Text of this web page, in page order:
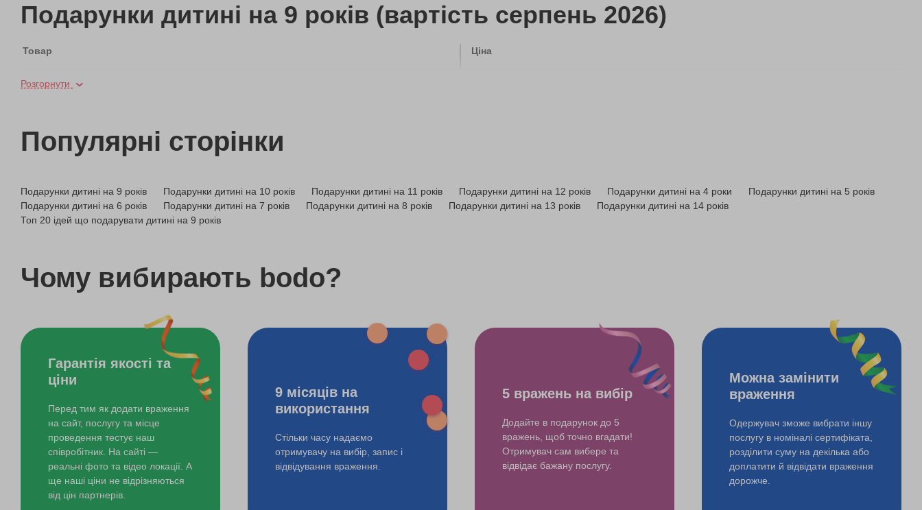
Подарунки дитині на 9 років (вартість серпень 2026)
Товар Ціна
Курс гри на електрогітарі
Майстер-клас скелелазіння
Скелелазіння на скелях 800 грн
Курс гри на ударних
Розгорнути
Популярні сторінки
Подарунки дитині на 9 років Подарунки дитині на 10 років Подарунки дитині на 11 років Подарунки дитині на 12 років Подарунки дитині на 4 роки
Подарунки дитині на 5 років
Подарунки дитині на 6 років
Подарунки дитині на 7 років Подарунки дитині на 8 років Подарунки дитині на 13 років
Подарунки дитині на 14 років
Топ 20 ідей що подарувати дитині на 9 років
Чому вибирають bodo?
Гарантія якості та
ціни
Перед тим як додати враження
на сайт, послугу та місце
проведення тестує наш
співробітник. На сайті —
реальні фото та відео локації. А
ще наші ціни не відрізняються
від цін партнерів.
9 місяців на
використання
Стільки часу надаємо
отримувачу на вибір, запис і
відвідування враження.
5 вражень на вибір
Додайте в подарунок до 5
вражень, щоб точно вгадати!
Отримувач сам вибере та
відвідає бажану послугу.
Можна замінити
враження
Одержувач зможе вибрати іншу
послугу в номіналі сертифіката,
розділити суму на декілька або
доплатити й відвідати враження
дорожче.